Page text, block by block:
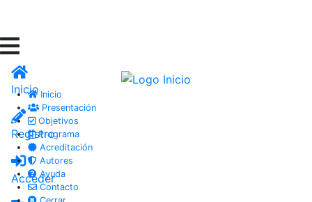
Inicio
Registro
Acceder
Inicio
Presentación
Objetivos
Programa
Acreditación
Autores
Ayuda
Contacto